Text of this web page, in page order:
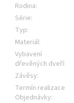
Rodina:
Série:
Typ:
Materiál:
Vybavení
dřevěných dveří:
Závěsy:
Termín realizace
Objednávky: